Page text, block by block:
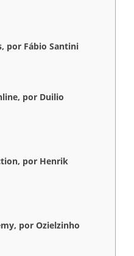
por Fábio Santini
por Duilio
por Henrik
por Ozielzinho